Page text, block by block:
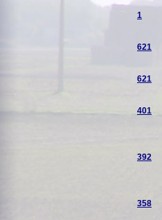
1
621
621
401
392
358